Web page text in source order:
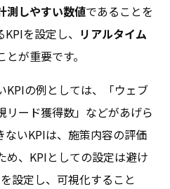
測しやすい数値であることを
を設定し、 リアルタイム
とが重要です。
KPIの例としては、「ウェブ
リード獲得数」などがあげら
ないKPIは、施策内容の評価
め、KPIとしての設定は避け
設定し、可視化すること